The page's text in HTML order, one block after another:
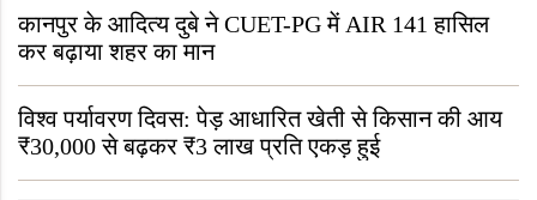
कानपुर के आदित्य दुबे ने CUET-PG में AIR 141 हासिल
कर बढ़ाया शहर का मान
विश्व पर्यावरण दिवस: पेड़ आधारित खेती से किसान की आय
₹30,000 से बढ़कर ₹3 लाख प्रति एकड़ हुई